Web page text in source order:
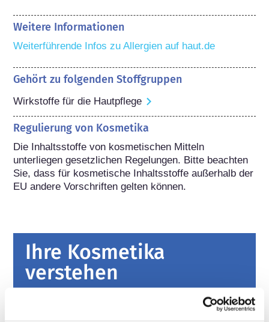
Weitere Informationen
Weiterführende Infos zu Allergien auf haut.de
Gehört zu folgenden Stoffgruppen
Wirkstoffe für die Hautpflege
Regulierung von Kosmetika
Die Inhaltsstoffe von kosmetischen Mitteln
unterliegen gesetzlichen Regelungen. Bitte beachten
Sie, dass für kosmetische Inhaltsstoffe außerhalb der
EU andere Vorschriften gelten können.
Ihre Kosmetika
verstehen
Fakten zur Sicherheit von kosmetischen